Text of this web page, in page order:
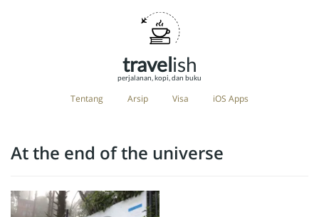
travelish
perjalanan, kopi, dan buku
Tentang Arsip Visa iOS Apps
At the end of the universe